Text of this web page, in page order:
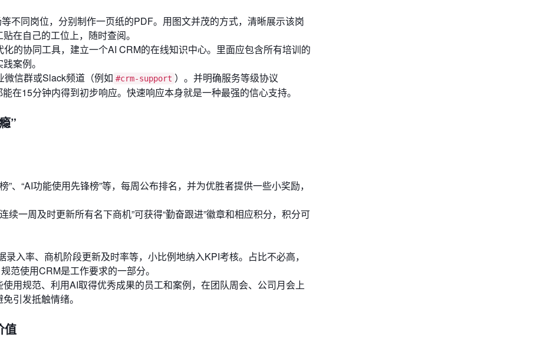
不同岗位，分别制作一页纸的PDF。用图文并茂的方式，清晰展示该岗
在自己的工位上，随时查阅。
的协同工具，建立一个AI CRM的在线知识中心。里面应包含所有培训的
案例。
微信群或Slack频道（例如 #crm-support ）。并明确服务等级协议
在15分钟内得到初步响应。快速响应本身就是一种最强的信心支持。
”
”、“AI功能使用先锋榜”等，每周公布排名，并为优胜者提供一些小奖励，
续一周及时更新所有名下商机”可获得“勤奋跟进”徽章和相应积分，积分可
入率、商机阶段更新及时率等，小比例地纳入KPI考核。占比不必高，
范使用CRM是工作要求的一部分。
用规范、利用AI取得优秀成果的员工和案例，在团队周会、公司月会上
引发抵触情绪。
值